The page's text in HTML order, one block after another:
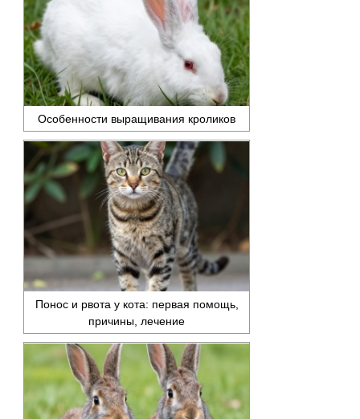
Особенности выращивания кроликов
Понос и рвота у кота: первая помощь,
причины, лечение